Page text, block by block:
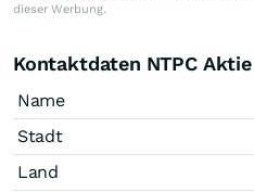
dieser Werbung.
Kontaktdaten NTPC Aktie
Name
Stadt
Land